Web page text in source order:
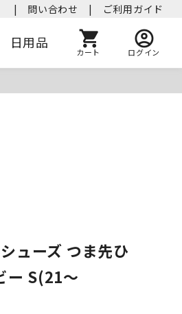
| 問い合わせ | ご利用ガイド
日用品
カート ログイン
ューズ つま先ひ
ー S(21～